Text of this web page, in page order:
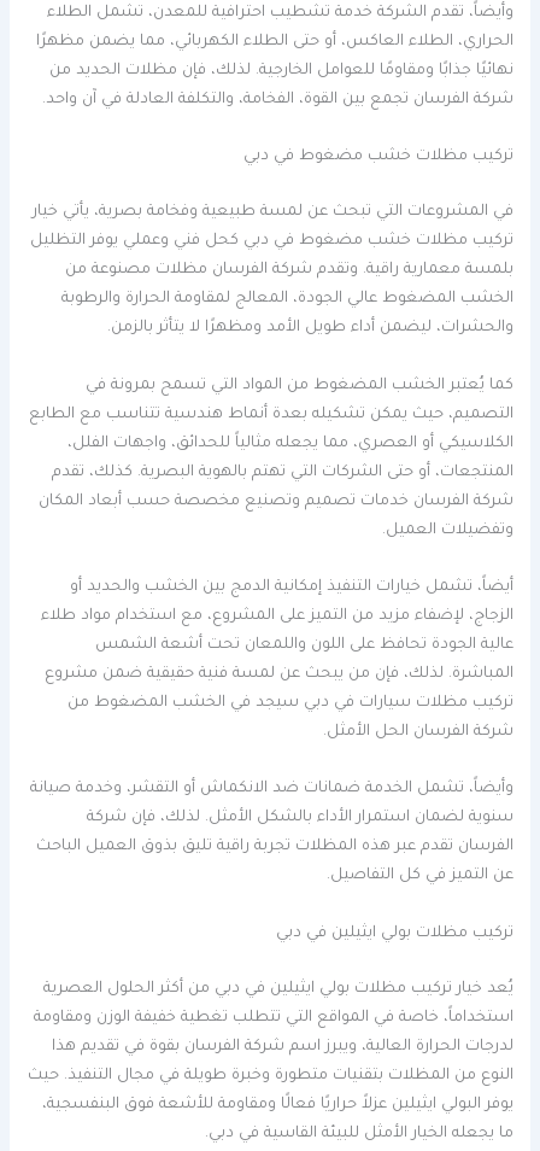
وأيضاً، تقدم الشركة خدمة تشطيب احترافية للمعدن، تشمل الطلاء
الحراري، الطلاء العاكس، أو حتى الطلاء الكهربائي، مما يضمن مظهرًا
نهائيًا جذابًا ومقاومًا للعوامل الخارجية. لذلك، فإن مظلات الحديد من
شركة الفرسان تجمع بين القوة، الفخامة، والتكلفة العادلة في آن واحد.
تركيب مظلات خشب مضغوط في دبي
في المشروعات التي تبحث عن لمسة طبيعية وفخامة بصرية، يأتي خيار
تركيب مظلات خشب مضغوط في دبي كحل فني وعملي يوفر التظليل
بلمسة معمارية راقية. وتقدم شركة الفرسان مظلات مصنوعة من
الخشب المضغوط عالي الجودة، المعالج لمقاومة الحرارة والرطوبة
والحشرات، ليضمن أداء طويل الأمد ومظهرًا لا يتأثر بالزمن.
كما يُعتبر الخشب المضغوط من المواد التي تسمح بمرونة في
التصميم، حيث يمكن تشكيله بعدة أنماط هندسية تتناسب مع الطابع
الكلاسيكي أو العصري، مما يجعله مثالياً للحدائق، واجهات الفلل،
المنتجعات، أو حتى الشركات التي تهتم بالهوية البصرية. كذلك، تقدم
شركة الفرسان خدمات تصميم وتصنيع مخصصة حسب أبعاد المكان
وتفضيلات العميل.
أيضاً، تشمل خيارات التنفيذ إمكانية الدمج بين الخشب والحديد أو
الزجاج، لإضفاء مزيد من التميز على المشروع، مع استخدام مواد طلاء
عالية الجودة تحافظ على اللون واللمعان تحت أشعة الشمس
المباشرة. لذلك، فإن من يبحث عن لمسة فنية حقيقية ضمن مشروع
تركيب مظلات سيارات في دبي سيجد في الخشب المضغوط من
شركة الفرسان الحل الأمثل.
وأيضاً، تشمل الخدمة ضمانات ضد الانكماش أو التقشر، وخدمة صيانة
سنوية لضمان استمرار الأداء بالشكل الأمثل. لذلك، فإن شركة
الفرسان تقدم عبر هذه المظلات تجربة راقية تليق بذوق العميل الباحث
عن التميز في كل التفاصيل.
تركيب مظلات بولي ايثيلين في دبي
يُعد خيار تركيب مظلات بولي ايثيلين في دبي من أكثر الحلول العصرية
استخداماً، خاصة في المواقع التي تتطلب تغطية خفيفة الوزن ومقاومة
لدرجات الحرارة العالية، ويبرز اسم شركة الفرسان بقوة في تقديم هذا
النوع من المظلات بتقنيات متطورة وخبرة طويلة في مجال التنفيذ. حيث
يوفر البولي ايثيلين عزلاً حراريًا فعالًا ومقاومة للأشعة فوق البنفسجية،
ما يجعله الخيار الأمثل للبيئة القاسية في دبي.